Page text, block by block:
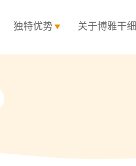
独特优势 关于博雅干